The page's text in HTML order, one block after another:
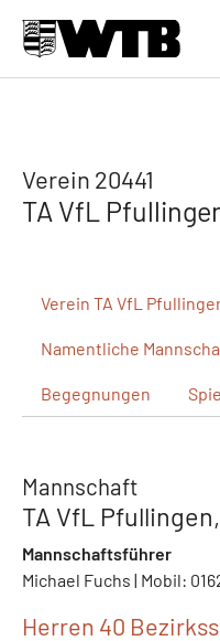
Verein 20441
TA VfL
Verein TA VfL
Namentliche
Begegnungen
Mannschaft
TA VfL
Mannschaftsführer
Michael Fuchs | Mobil:
Herren 40